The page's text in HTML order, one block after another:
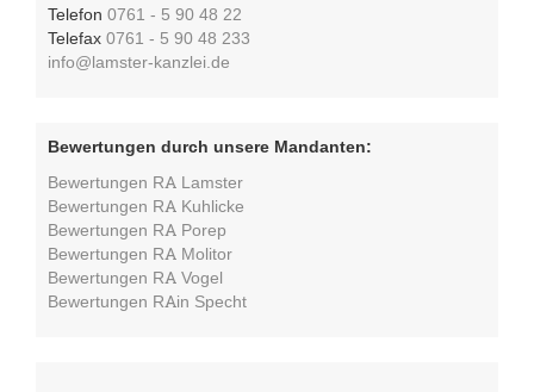
Telefon 0761 - 5 90 48 22
Telefax 0761 - 5 90 48 233
info@lamster-kanzlei.de
Bewertungen durch unsere Mandanten:
Bewertungen RA Lamster
Bewertungen RA Kuhlicke
Bewertungen RA Porep
Bewertungen RA Molitor
Bewertungen RA Vogel
Bewertungen RAin Specht